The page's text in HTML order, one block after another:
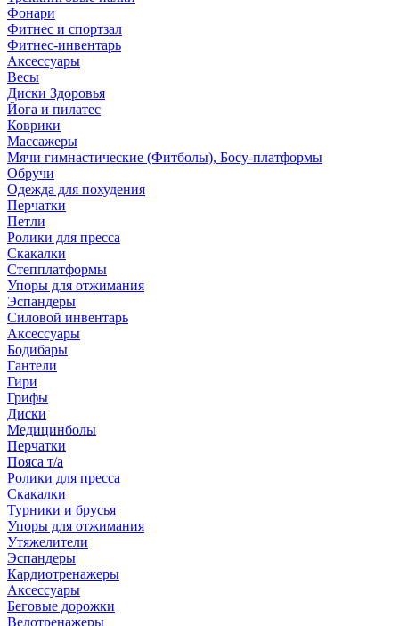
Фонари
Фитнес и спортзал
Фитнес-инвентарь
Аксессуары
Весы
Диски Здоровья
Йога и пилатес
Коврики
Массажеры
Мячи гимнастические (Фитболы), Босу-платформы
Обручи
Одежда для похудения
Перчатки
Петли
Ролики для пресса
Скакалки
Степплатформы
Упоры для отжимания
Эспандеры
Силовой инвентарь
Аксессуары
Бодибары
Гантели
Гири
Грифы
Диски
Медицинболы
Перчатки
Пояса т/а
Ролики для пресса
Скакалки
Турники и брусья
Упоры для отжимания
Утяжелители
Эспандеры
Кардиотренажеры
Аксессуары
Беговые дорожки
Велотренажеры